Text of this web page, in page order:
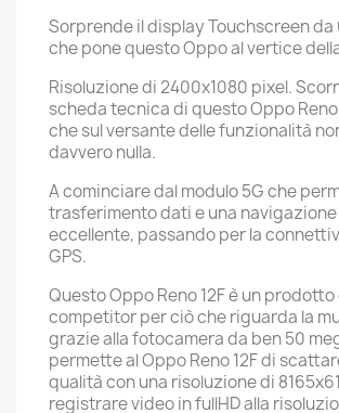
Sorprende il display Touchscreen da
che pone questo Oppo al vertice
Risoluzione di 2400x1080 pixel.
scheda tecnica di questo Oppo Reno
che sul versante delle funzionalità
davvero nulla.
A cominciare dal modulo 5G che
trasferimento dati e una
eccellente, passando per la
GPS.
Questo Oppo Reno 12F è un
competitor per ciò che riguarda la
grazie alla fotocamera da ben 50
permette al Oppo Reno 12F di
qualità con una risoluzione di
registrare video in fullHD alla